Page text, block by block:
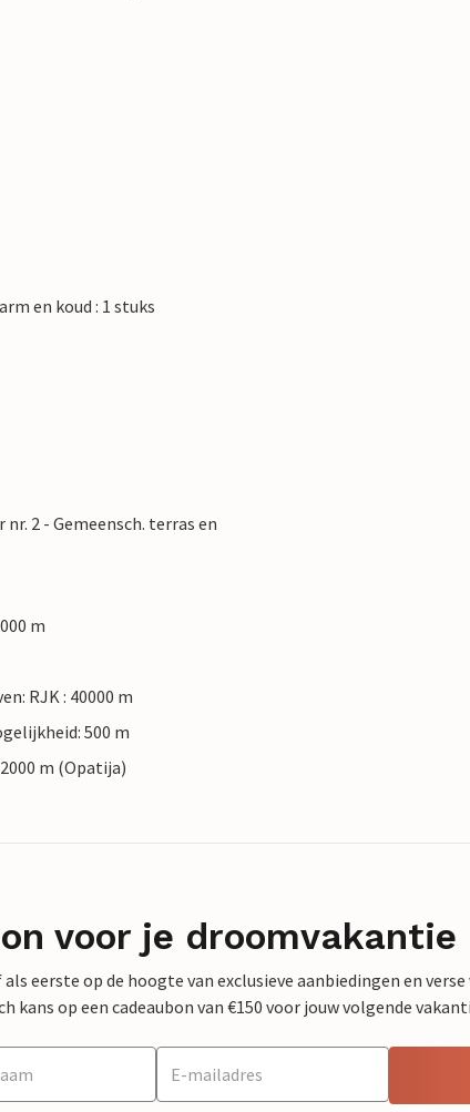
en koud : 1 stuks
2 - Gemeensch. terras en
m
RJK : 40000 m
500 m
m (Opatija)
voor je droomvakantie
eerste op de hoogte van exclusieve aanbiedingen en
kans op een cadeaubon van €150 voor jouw volgende